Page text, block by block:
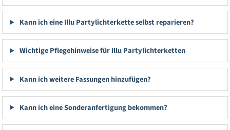
Kann ich eine Illu Partylichterkette selbst reparieren?
Wichtige Pflegehinweise für Illu Partylichterketten
Kann ich weitere Fassungen hinzufügen?
Kann ich eine Sonderanfertigung bekommen?